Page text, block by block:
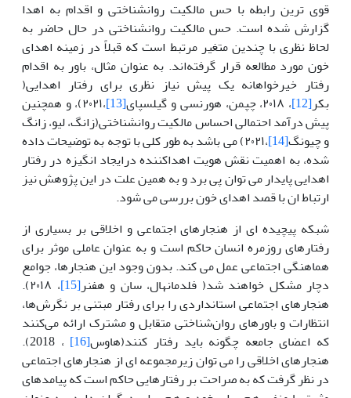
قوی ترین رابطه با حس مالکیت روانشناختی و اقدام به اهدا
گزارش شده است. حس مالکیت روانشناختی در حال حاضر به
لحاظ نظری با چندین متغیر مرتبط است که قبلاً در زمینه اهدای
خون مورد مطالعه قرار گرفته‌اند. به عنوان مثال، باور به اقدام
رفتار خیرخواهانه یک پیش نیاز نظری برای رفتار اهدایی(
بکر[12] ، ۲۰۱۸، چپمن، هورنسی و گیلسپای [13]
،۲۰۲۱)، و همچنین
پیش درآمد احتمالی احساس مالکیت روانشناختی(زانگ، لیو، زانگ
و چیونگ[14]
،۲۰۲۱) می باشد به طور کلی با توجه به توضیحات داده
شده، به اهمیت نقش هویت اهداکننده درایجاد انگیزه در رفتار
اهدایی پایدار می توان پی برد و به همین علت در این پژوهش نیز
ارتباط ان با قصد اهدای خون بررسی می شود.
شبکه پیچیده ای از هنجارهای اجتماعی و اخلاقی بر بسیاری از
رفتارهای روزمره انسان حاکم است و به عنوان عاملی موثر برای
هماهنگی اجتماعی عمل می کند. بدون وجود این هنجارها، جوامع
دچار مشکل خواهند شد( فلدمانهال، سان و هفنر[15]
، ۲۰۱۸).
هنجارهای اجتماعی استانداردی را برای رفتار مبتنی بر نگرش‌ها،
انتظارات و باورهای روان‌شناختی متقابل و مشترک ارائه می‌کنند
که اعضای جامعه چگونه باید رفتار کنند(هاوس[16]
، 2018).
هنجارهای اخلاقی را می توان زیرمجموعه ای از هنجارهای اجتماعی
در نظر گرفت که به صراحت بر رفتارهایی حاکم است که پیامدهای